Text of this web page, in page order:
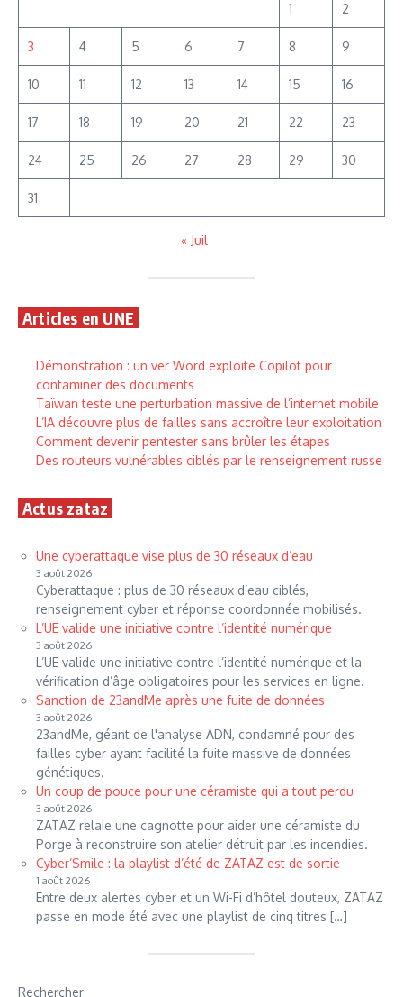
1 2
3 4 5 6 7 8 9
10 11 12 13 14 15 16
17 18 19 20 21 22 23
24 25 26 27 28 29 30
31
« Juil
Articles en UNE
Démonstration : un ver Word exploite Copilot pour
contaminer des documents
Taïwan teste une perturbation massive de l’internet mobile
L’IA découvre plus de failles sans accroître leur exploitation
Comment devenir pentester sans brûler les étapes
Des routeurs vulnérables ciblés par le renseignement russe
Actus zataz
Une cyberattaque vise plus de 30 réseaux d’eau
3 août 2026
Cyberattaque : plus de 30 réseaux d’eau ciblés,
renseignement cyber et réponse coordonnée mobilisés.
L’UE valide une initiative contre l’identité numérique
3 août 2026
L’UE valide une initiative contre l’identité numérique et la
vérification d’âge obligatoires pour les services en ligne.
Sanction de 23andMe après une fuite de données
3 août 2026
23andMe, géant de l'analyse ADN, condamné pour des
failles cyber ayant facilité la fuite massive de données
génétiques.
Un coup de pouce pour une céramiste qui a tout perdu
3 août 2026
ZATAZ relaie une cagnotte pour aider une céramiste du
Porge à reconstruire son atelier détruit par les incendies.
Cyber’Smile : la playlist d’été de ZATAZ est de sortie
1 août 2026
Entre deux alertes cyber et un Wi-Fi d’hôtel douteux, ZATAZ
passe en mode été avec une playlist de cinq titres […]
Rechercher